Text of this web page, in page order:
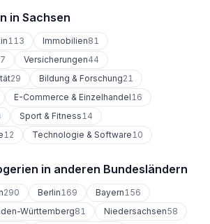
in Sachsen
113 Immobilien81
Versicherungen44
29 Bildung & Forschung21
E-Commerce & Einzelhandel16
Sport & Fitness14
12 Technologie & Software10
in anderen Bundesländern
290 Berlin169 Bayern156
Württemberg81 Niedersachsen58